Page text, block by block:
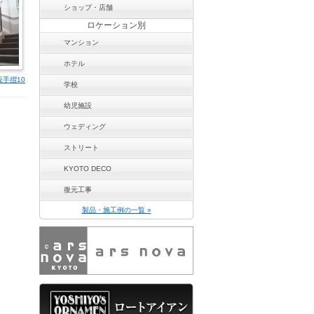
手摺10
ショップ・店舗
ロケーション別
マンション
ホテル
学校
幼児施設
ウェディング
ストリート
KYOTO DECO
復元工事
製品・施工例の一覧 »